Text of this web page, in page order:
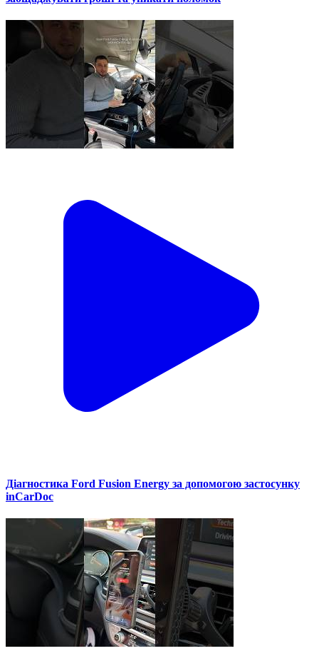
Діагностика Ford Fusion Energy за допомогою застосунку
inCarDoc